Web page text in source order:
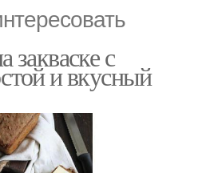
закваске с
и вкусный